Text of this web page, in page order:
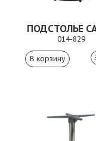
ПОДСТОЛЬЕ
014-829